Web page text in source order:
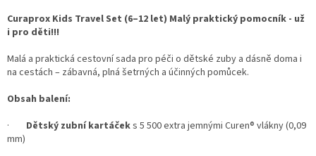
Curaprox Kids Travel Set (6–12 let) Malý praktický pomocník - už
i pro děti!!!
Malá a praktická cestovní sada pro péči o dětské zuby a dásně doma i
na cestách – zábavná, plná šetrných a účinných pomůcek.
Obsah balení:
· Dětský zubní kartáčeks 5 500 extra jemnými Curen® vlákny (0,09
mm)